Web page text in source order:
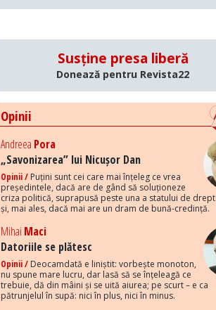
Susține presa liberă
Donează pentru Revista22
Opinii
Andreea Pora
„Savonizarea” lui Nicușor Dan
Opinii / Puțini sunt cei care mai înțeleg ce vrea
președintele, dacă are de gând să soluționeze
criza politică, suprapusă peste una a statului de drept
și, mai ales, dacă mai are un dram de bună-credință.
Mihai Maci
Datoriile se plătesc
Opinii / Deocamdată e liniștit: vorbește monoton,
nu spune mare lucru, dar lasă să se înțeleagă ce
trebuie, dă din mâini și se uită aiurea; pe scurt – e ca
pătrunjelul în supă: nici în plus, nici în minus.